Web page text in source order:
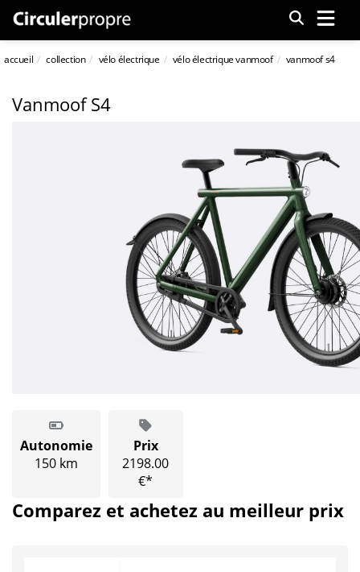
Menu
accueil collection vélo électrique vélo électrique vanmoof vanmoof s4
Vanmoof S4
Autonomie
150 km
Prix
2198.00
€*
Comparez et achetez au meilleur prix